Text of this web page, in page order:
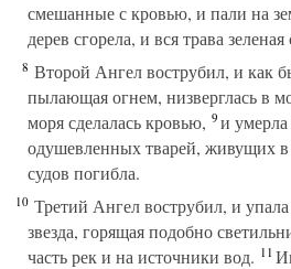
смешанные с кровью, и пали на
дерев сгорела, и вся трава зеленая
8 Второй Ангел вострубил, и как
пылающая огнем, низверглась в
моря сделалась кровью, 9и умерла
одушевленных тварей, живущих в
судов погибла.
10 Третий Ангел вострубил, и
звезда, горящая подобно
часть рек и на источники вод. 11